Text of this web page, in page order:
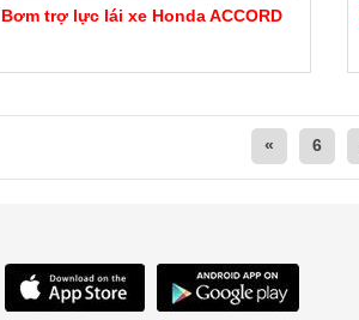
Bơm trợ lực lái xe Honda ACCORD
« 6